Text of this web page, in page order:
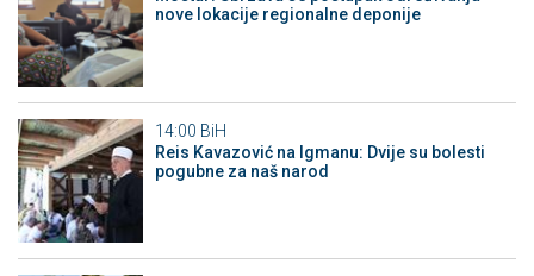
nove lokacije regionalne deponije
14:00 BiH
Reis Kavazović na Igmanu: Dvije su bolesti
pogubne za naš narod